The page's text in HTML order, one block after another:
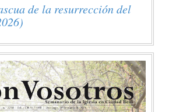
de la resurrección del